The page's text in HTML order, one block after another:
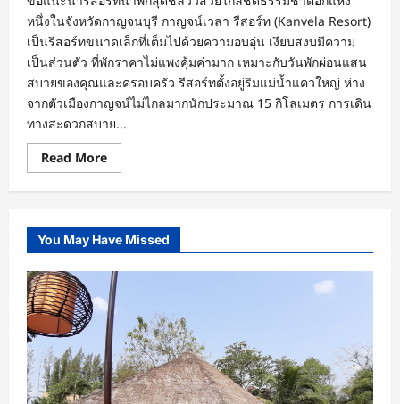
หนึ่งในจังหวัดกาญจนบุรี กาญจน์เวลา รีสอร์ท (Kanvela Resort)
เป็นรีสอร์ทขนาดเล็กที่เต็มไปด้วยความอบอุ่น เงียบสงบมีความ
เป็นส่วนตัว ที่พักราคาไม่แพงคุ้มค่ามาก เหมาะกับวันพักผ่อนแสน
สบายของคุณและครอบครัว รีสอร์ทตั้งอยู่ริมแม่น้ำแควใหญ่ ห่าง
จากตัวเมืองกาญจน์ไม่ไกลมากนักประมาณ 15 กิโลเมตร การเดิน
ทางสะดวกสบาย...
Read MoreRead
more
Kanvela
จน์
เวลา
รีสอร์ท
ที่พัก
สุด
ชิ
ล
วิว
สวย
ใกล้
ชิด
ธรรมชาติ
ใน
กาญจนบุรี
You May Have Missed